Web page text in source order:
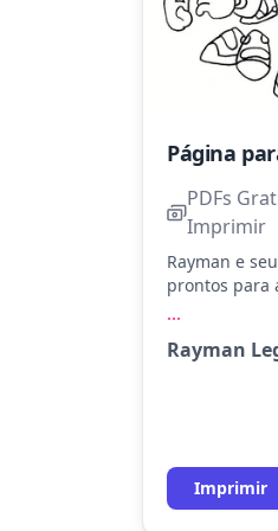
PDFs
Imprimir
Rayman e
prontos para
vida aos
...
Rayman
Imprimir